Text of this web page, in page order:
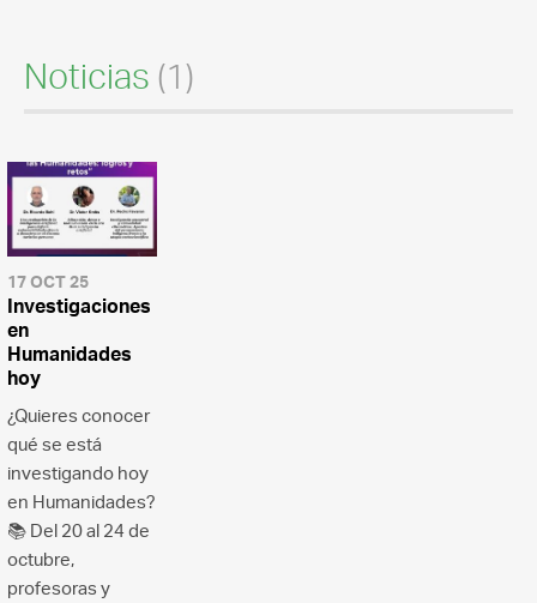
Noticias (1)
17 OCT 25
Investigaciones
en
Humanidades
hoy
¿Quieres conocer
qué se está
investigando hoy
en Humanidades?
📚 Del 20 al 24 de
octubre,
profesoras y